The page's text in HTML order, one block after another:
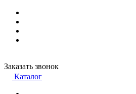
Заказать звонок
Каталог